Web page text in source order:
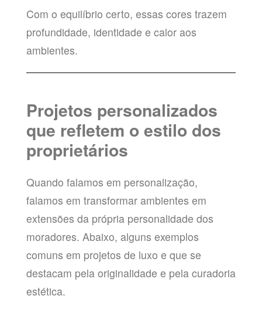
Com o equilíbrio certo, essas cores trazem
profundidade, identidade e calor aos
ambientes.
Projetos personalizados
que refletem o estilo dos
proprietários
Quando falamos em personalização,
falamos em transformar ambientes em
extensões da própria personalidade dos
moradores. Abaixo, alguns exemplos
comuns em projetos de luxo e que se
destacam pela originalidade e pela curadoria
estética.